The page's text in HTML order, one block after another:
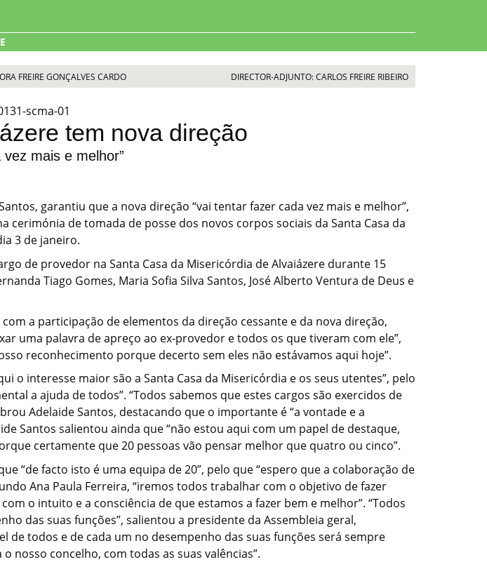
FREIRE GONÇALVES CARDO DIRECTOR-ADJUNTO: CARLOS FREIRE RIBEIRO
tem nova direção
mais e melhor”
garantiu que a nova direção “vai tentar fazer cada vez mais e melhor”,
cerimónia de tomada de posse dos novos corpos sociais da Santa Casa da
3 de janeiro.
de provedor na Santa Casa da Misericórdia de Alvaiázere durante 15
Tiago Gomes, Maria Sofia Silva Santos, José Alberto Ventura de Deus e
a participação de elementos da direção cessante e da nova direção,
uma palavra de apreço ao ex-provedor e todos os que tiveram com ele”,
reconhecimento porque decerto sem eles não estávamos aqui hoje”.
o interesse maior são a Santa Casa da Misericórdia e os seus utentes”, pelo
a ajuda de todos”. “Todos sabemos que estes cargos são exercidos de
Adelaide Santos, destacando que o importante é “a vontade e a
Santos salientou ainda que “não estou aqui com um papel de destaque,
certamente que 20 pessoas vão pensar melhor que quatro ou cinco”.
“de facto isto é uma equipa de 20”, pelo que “espero que a colaboração de
Ana Paula Ferreira, “iremos todos trabalhar com o objetivo de fazer
o intuito e a consciência de que estamos a fazer bem e melhor”. “Todos
das suas funções”, salientou a presidente da Assembleia geral,
todos e de cada um no desempenho das suas funções será sempre
concelho, com todas as suas valências”.